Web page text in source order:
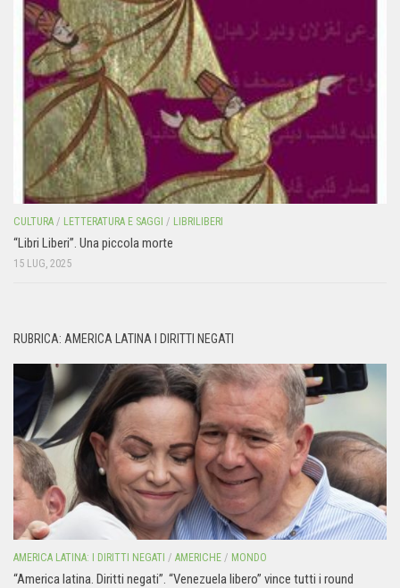
CULTURA / LETTERATURA E SAGGI / LIBRILIBERI
“Libri Liberi”. Una piccola morte
15 LUG, 2025
RUBRICA: AMERICA LATINA I DIRITTI NEGATI
AMERICA LATINA: I DIRITTI NEGATI / AMERICHE / MONDO
“America latina. Diritti negati”. “Venezuela libero” vince tutti i round